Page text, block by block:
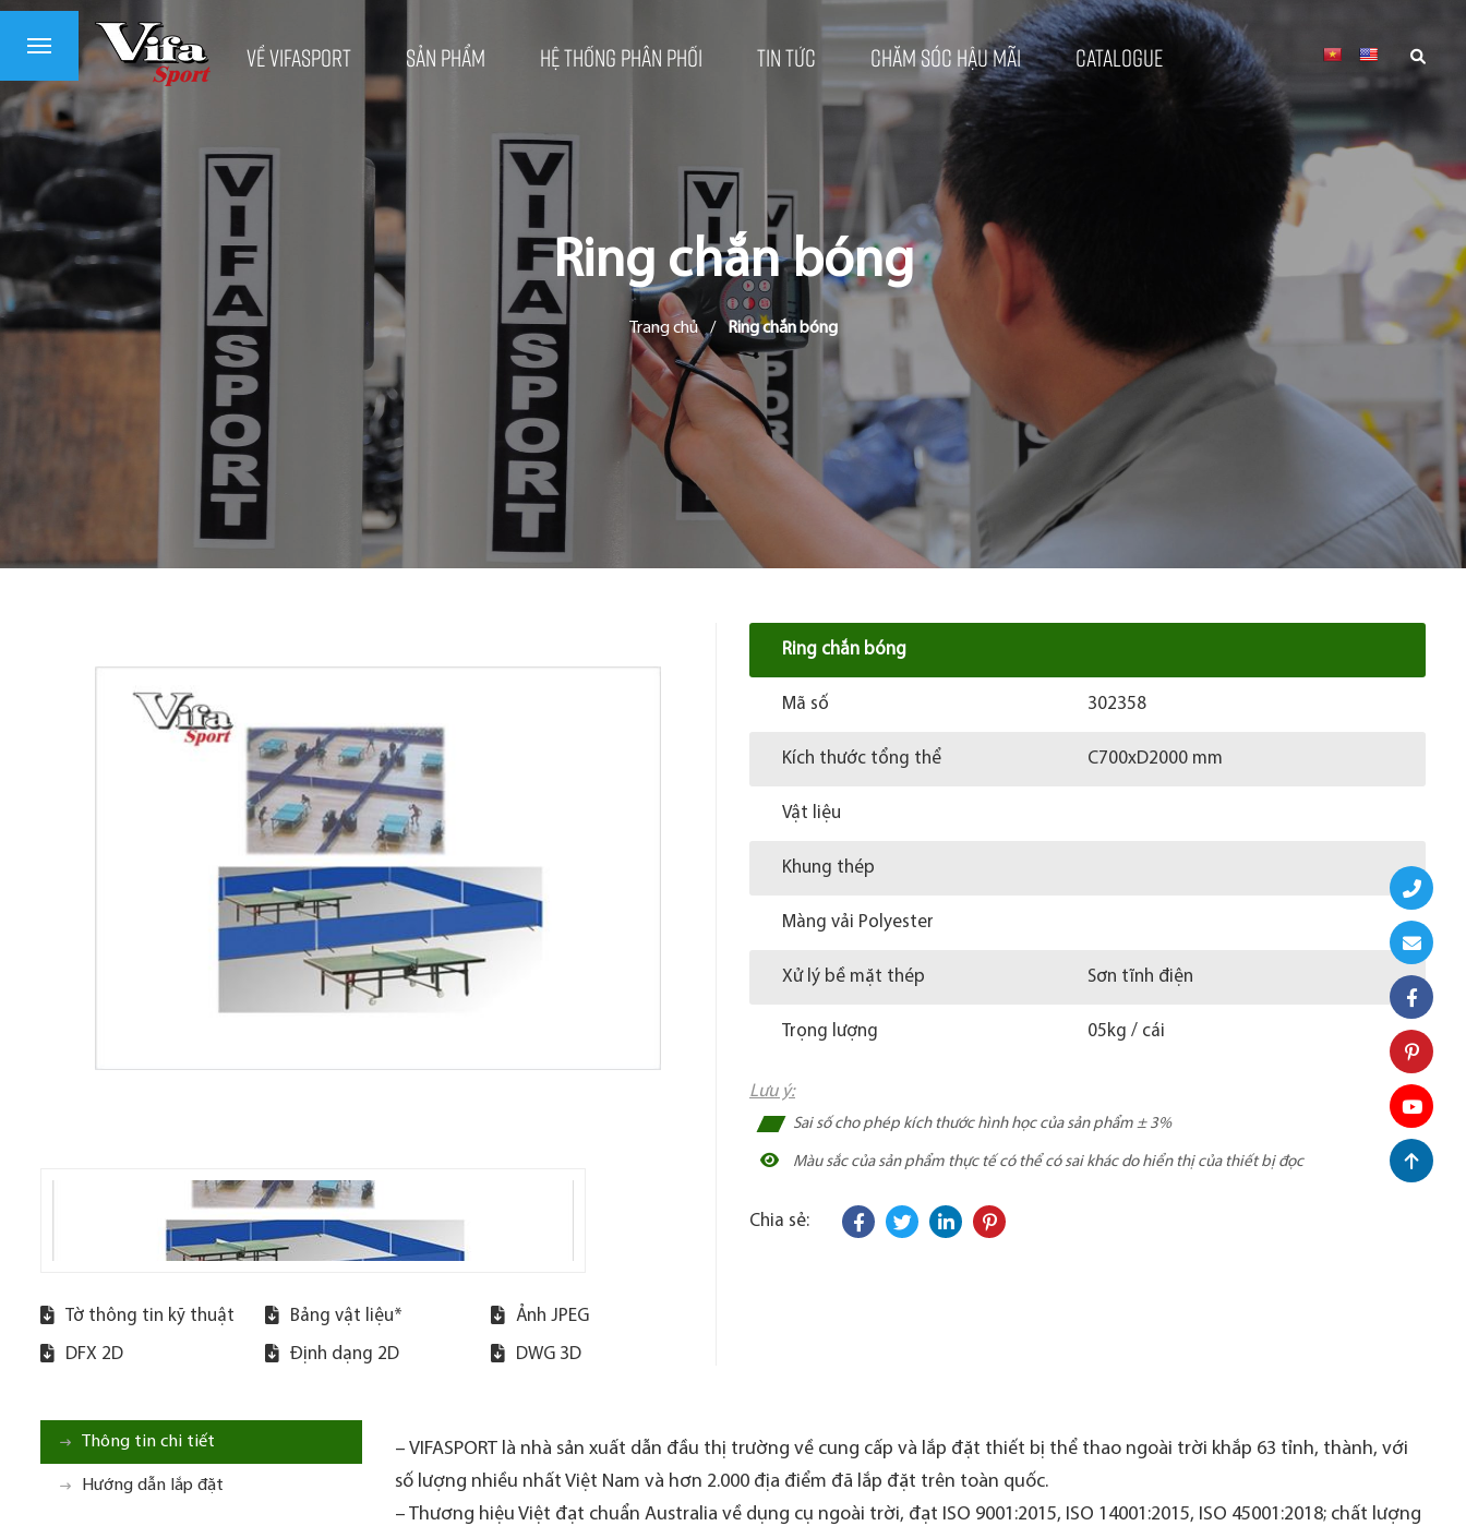
Về VifaSport Sản phẩm Hệ thống phân phối Tin tức Chăm sóc hậu mãi Catalogue
Ring chắn bóng
Trang chủ / Ring chắn bóng
Tờ thông tin kỹ thuật Bảng vật liệu* Ảnh JPEG
DFX 2D Định dạng 2D DWG 3D
Ring chắn bóng
Mã số 302358
Kích thước tổng thể C700xD2000 mm
Vật liệu
Khung thép
Màng vải Polyester
Xử lý bề mặt thép Sơn tĩnh điện
Trọng lượng 05kg / cái
Lưu ý:
Sai số cho phép kích thước hình học của sản phẩm ± 3%
Màu sắc của sản phẩm thực tế có thể có sai khác do hiển thị của thiết bị đọc
Chia sẻ:
Thông tin chi tiết
Hướng dẫn lắp đặt
– VIFASPORT là nhà sản xuất dẫn đầu thị trường về cung cấp và lắp đặt thiết bị thể thao ngoài trời khắp 63 tỉnh, thành, với
số lượng nhiều nhất Việt Nam và hơn 2.000 địa điểm đã lắp đặt trên toàn quốc.
– Thương hiệu Việt đạt chuẩn Australia về dụng cụ ngoài trời, đạt ISO 9001:2015, ISO 14001:2015, ISO 45001:2018; chất lượng